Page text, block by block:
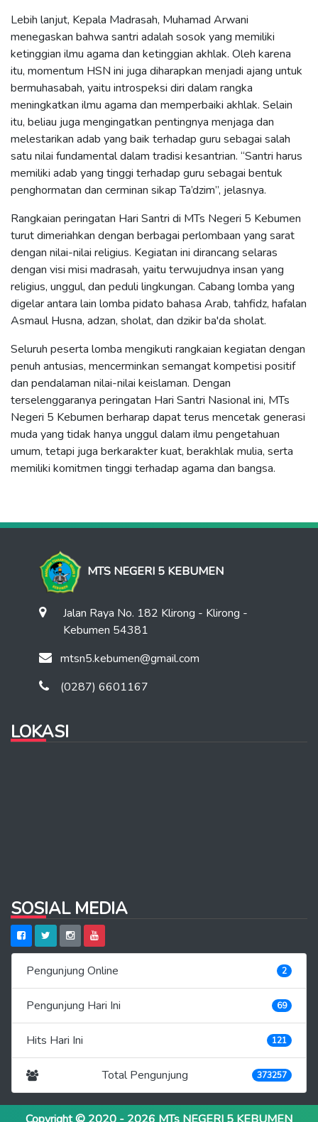
Lebih lanjut, Kepala Madrasah, Muhamad Arwani
menegaskan bahwa santri adalah sosok yang memiliki
ketinggian ilmu agama dan ketinggian akhlak. Oleh karena
itu, momentum HSN ini juga diharapkan menjadi ajang untuk
bermuhasabah, yaitu introspeksi diri dalam rangka
meningkatkan ilmu agama dan memperbaiki akhlak. Selain
itu, beliau juga mengingatkan pentingnya menjaga dan
melestarikan adab yang baik terhadap guru sebagai salah
satu nilai fundamental dalam tradisi kesantrian. “Santri harus
memiliki adab yang tinggi terhadap guru sebagai bentuk
penghormatan dan cerminan sikap Ta’dzim”, jelasnya.
Rangkaian peringatan Hari Santri di MTs Negeri 5 Kebumen
turut dimeriahkan dengan berbagai perlombaan yang sarat
dengan nilai-nilai religius. Kegiatan ini dirancang selaras
dengan visi misi madrasah, yaitu terwujudnya insan yang
religius, unggul, dan peduli lingkungan. Cabang lomba yang
digelar antara lain lomba pidato bahasa Arab, tahfidz, hafalan
Asmaul Husna, adzan, sholat, dan dzikir ba'da sholat.
Seluruh peserta lomba mengikuti rangkaian kegiatan dengan
penuh antusias, mencerminkan semangat kompetisi positif
dan pendalaman nilai-nilai keislaman. Dengan
terselenggaranya peringatan Hari Santri Nasional ini, MTs
Negeri 5 Kebumen berharap dapat terus mencetak generasi
muda yang tidak hanya unggul dalam ilmu pengetahuan
umum, tetapi juga berkarakter kuat, berakhlak mulia, serta
memiliki komitmen tinggi terhadap agama dan bangsa.
MTS NEGERI 5 KEBUMEN
Jalan Raya No. 182 Klirong - Klirong -
Kebumen 54381
mtsn5.kebumen@gmail.com
(0287) 6601167
LOKASI
SOSIAL MEDIA
Pengunjung Online 2
Pengunjung Hari Ini 69
Hits Hari Ini 121
Total Pengunjung 373257